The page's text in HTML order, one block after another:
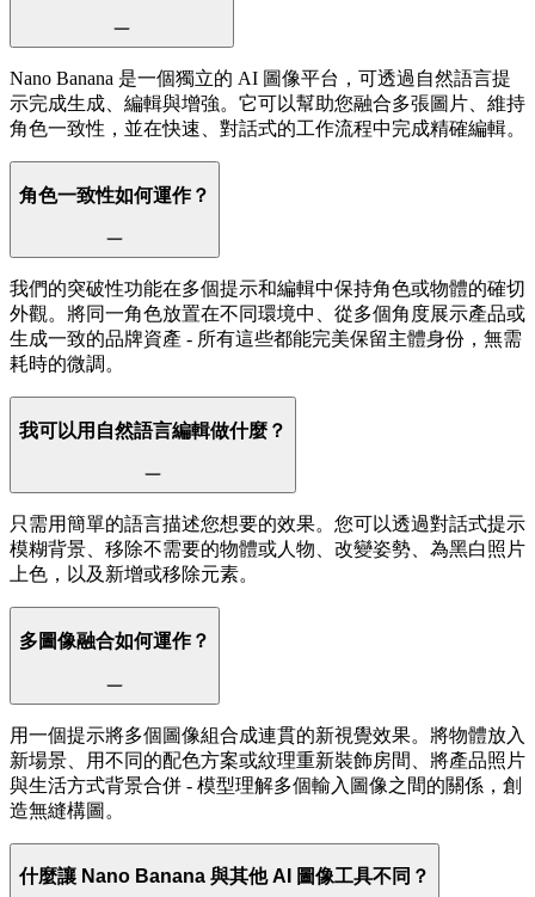
Nano Banana 是一個獨立的 AI 圖像平台，可透過自然語言提
示完成生成、編輯與增強。它可以幫助您融合多張圖片、維持
角色一致性，並在快速、對話式的工作流程中完成精確編輯。
角色一致性如何運作？
我們的突破性功能在多個提示和編輯中保持角色或物體的確切
外觀。將同一角色放置在不同環境中、從多個角度展示產品或
生成一致的品牌資產 - 所有這些都能完美保留主體身份，無需
耗時的微調。
我可以用自然語言編輯做什麼？
只需用簡單的語言描述您想要的效果。您可以透過對話式提示
模糊背景、移除不需要的物體或人物、改變姿勢、為黑白照片
上色，以及新增或移除元素。
多圖像融合如何運作？
用一個提示將多個圖像組合成連貫的新視覺效果。將物體放入
新場景、用不同的配色方案或紋理重新裝飾房間、將產品照片
與生活方式背景合併 - 模型理解多個輸入圖像之間的關係，創
造無縫構圖。
什麼讓 Nano Banana 與其他 AI 圖像工具不同？